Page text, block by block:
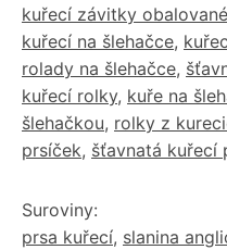
kuřecí závitky
kuřecí na šlehačce,
rolady na šlehačce,
kuřecí rolky, kuře na
šlehačkou, rolky z
prsíček, šťavnatá kuřecí
Suroviny:
prsa kuřecí, slanina